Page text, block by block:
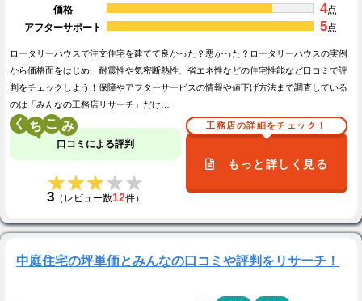
価格
4点
アフターサポート
5点
ロータリーハウスで注文住宅を建てて良かった？悪かった？ロータリーハウスの実例
から価格面をはじめ、耐震性や気密断熱性、省エネ性などの住宅性能など口コミで評
判をチェックしよう！保障やアフターサービスの情報や値下げ方法まで調査している
のは「みんなの工務店リサーチ」だけ…
く こ
口コミによる評判
★★★★★
★★★★★
3（レビュー数12件）
工務店の詳細をチェック！
もっと詳しく見る
中庭住宅の坪単価とみんなの口コミや評判をリサーチ！